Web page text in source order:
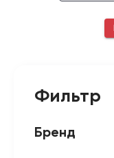
Фильтр
Бренд